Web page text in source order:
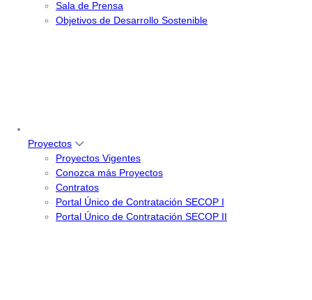
Sala de Prensa
Objetivos de Desarrollo Sostenible
Proyectos
Proyectos Vigentes
Conozca más Proyectos
Contratos
Portal Único de Contratación SECOP I
Portal Único de Contratación SECOP II